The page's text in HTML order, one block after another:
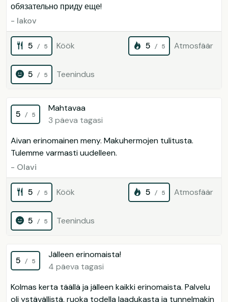
обязательно приду еще!
- Iakov
5 / 5 Köök 5 / 5 Atmosfäär
5 / 5 Teenindus
5 / 5
Mahtavaa
3 päeva tagasi
Aivan erinomainen meny. Makuhermojen tulitusta.
Tulemme varmasti uudelleen.
- Olavi
5 / 5 Köök 5 / 5 Atmosfäär
5 / 5 Teenindus
5 / 5
Jälleen erinomaista!
4 päeva tagasi
Kolmas kerta täällä ja jälleen kaikki erinomaista. Palvelu
oli ystävällistä, ruoka todella laadukasta ja tunnelmakin